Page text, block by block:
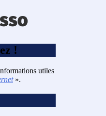
!
utiles
».